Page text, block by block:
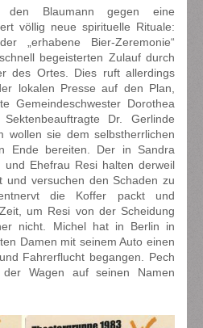
den Blaumann gegen eine
völlig neue spirituelle Rituale:
„erhabene Bier-Zeremonie“
begeisterten Zulauf durch
des Ortes. Dies ruft allerdings
lokalen Presse auf den Plan,
Gemeindeschwester Dorothea
Dr. Gerlinde
wollen sie dem selbstherrlichen
Ende bereiten. Der in Sandra
und Ehefrau Resi halten derweil
und versuchen den Schaden zu
die Koffer packt und
um Resi von der Scheidung
nicht. Michel hat in Berlin in
Damen mit seinem Auto einen
Fahrerflucht begangen. Pech
Wagen auf seinen Namen